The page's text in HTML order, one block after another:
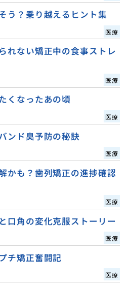
う？乗り越えるヒント集
医療
れない矯正中の食事ストレ
医療
くなったあの頃
医療
ンド臭予防の秘訣
医療
かも？歯列矯正の進捗確認
医療
口角の変化克服ストーリー
医療
チ矯正奮闘記
医療